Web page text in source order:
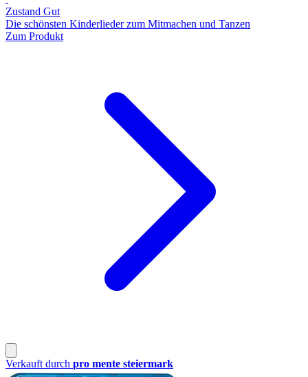
Zustand Gut
Die schönsten Kinderlieder zum Mitmachen und Tanzen
Zum Produkt
Verkauft durch pro mente steiermark